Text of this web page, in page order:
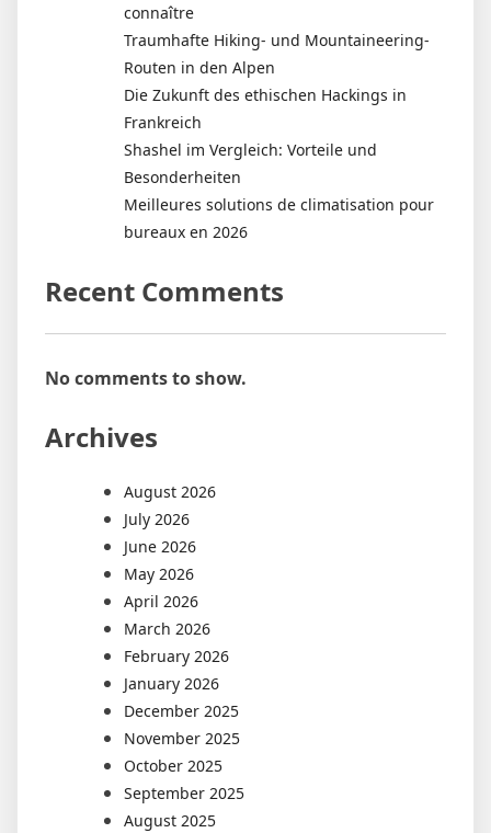
connaître
Traumhafte Hiking- und Mountaineering-
Routen in den Alpen
Die Zukunft des ethischen Hackings in
Frankreich
Shashel im Vergleich: Vorteile und
Besonderheiten
Meilleures solutions de climatisation pour
bureaux en 2026
Recent Comments
No comments to show.
Archives
August 2026
July 2026
June 2026
May 2026
April 2026
March 2026
February 2026
January 2026
December 2025
November 2025
October 2025
September 2025
August 2025